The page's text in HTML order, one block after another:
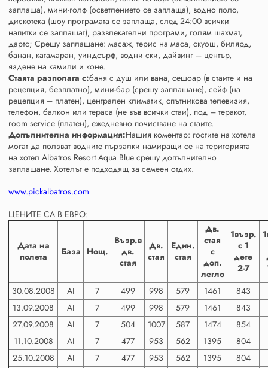
заплаща), мини-голф (осветлението се заплаща), водно поло,
дискотека (шоу програмата се заплаща, след 24:00 всички
напитки се заплащат), развлекателни програми, голям шахмат,
дартс; Срещу заплащане: масаж, терис на маса, скуош, билярд,
банан, катамаран, уиндсърф, водни ски, дайвинг – център,
яздене на камили и коне.
Стаята разполага с:баня с душ или вана, сешоар (в стаите и на
рецепция, безплатно), мини-бар (срещу заплащане), сейф (на
рецепция – платен), централен климатик, спътникова телевизия,
телефон, балкон или тераса (не във всички стаи), под – теракот,
room service (платен), ежедневно почистване на стаите.
Допълнителна информация:Нашия коментар: гостите на хотела
могат да ползват водните пързалки намиращи се на територията
на хотел Albatros Resort Aqua Blue срещу допълнително
заплащане. Хотелът е подходящ за семеен отдих.
www.pickalbatros.com
ЦЕНИТЕ СА В ЕВРО:
Дата на
полета
База Нощ.
Възр.в
дв.
стая
Дв.
стая
Един.
стая
Дв.
стая
с
доп.
легло
1възр.
с 1
дете
2-7
30.08.2008
AI 7 499 998 579 1461
843
13.09.2008
AI 7 499 998 579 1461
843
27.09.2008
AI 7 504 1007 587 1474
854
11.10.2008
AI 7 477 953 562 1395
804
25.10.2008
AI 7 477 953 562 1395
804